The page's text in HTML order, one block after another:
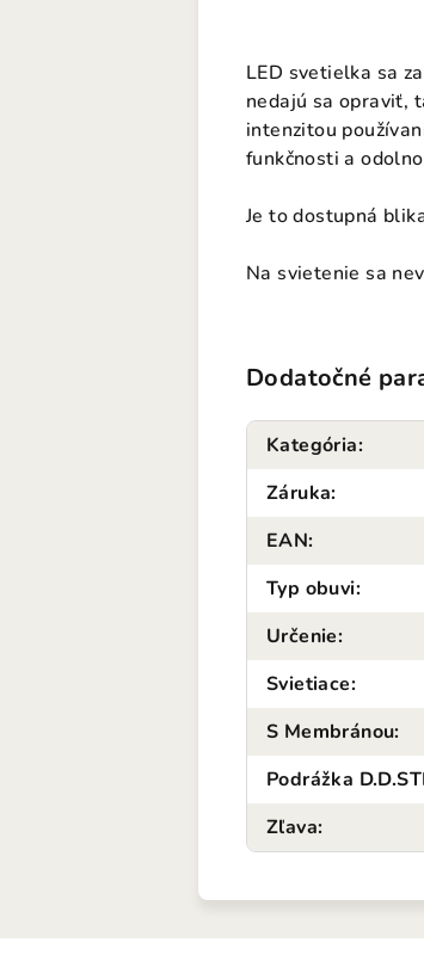
LED svetielka sa
nedajú sa opraviť,
intenzitou
funkčnosti a
Je to dostupná
Na svietenie sa
Dodatočné
Kategória:
Záruka:
EAN:
Typ obuvi:
Určenie:
Svietiace:
S Membránou:
Podrážka
Zľava: